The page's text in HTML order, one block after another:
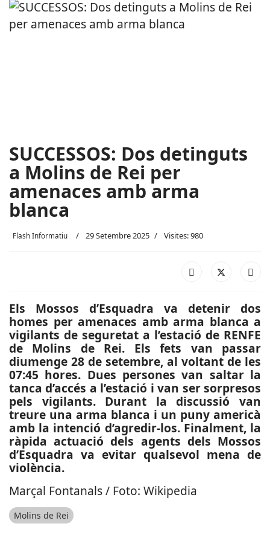
SUCCESSOS: Dos detinguts
a Molins de Rei per
amenaces amb arma
blanca
Flash Informatiu 29 Setembre 2025 Visites: 980
Els Mossos d’Esquadra va detenir dos
homes per amenaces amb arma blanca a
vigilants de seguretat a l’estació de RENFE
de Molins de Rei. Els fets van passar
diumenge 28 de setembre, al voltant de les
07:45 hores. Dues persones van saltar la
tanca d’accés a l’estació i van ser sorpresos
pels vigilants. Durant la discussió van
treure una arma blanca i un puny americà
amb la intenció d’agredir-los. Finalment, la
ràpida actuació dels agents dels Mossos
d’Esquadra va evitar qualsevol mena de
violència.
Marçal Fontanals / Foto: Wikipedia
Molins de Rei